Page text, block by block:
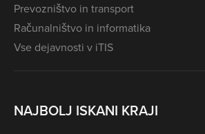
Prevozništvo in transport
Računalništvo in informatika
Vse dejavnosti v iTIS
NAJBOLJ ISKANI KRAJI